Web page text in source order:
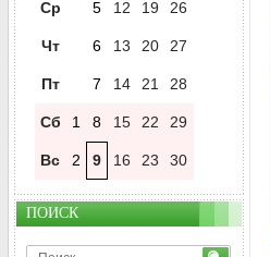
Ср 5 12 19 26
Чт 6 13 20 27
Пт 7 14 21 28
Сб 1 8 15 22 29
Вс 2 9 16 23 30
ПОИСК